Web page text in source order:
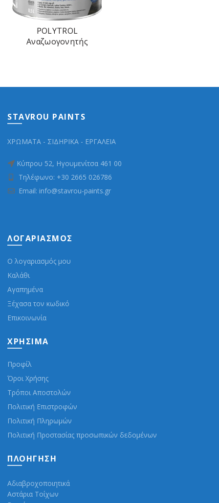
POLYTROL
Αναζωογονητής
STAVROU PAINTS
ΧΡΩΜΑΤΑ - ΣΙΔΗΡΙΚΑ - ΕΡΓΑΛΕΙΑ
Κύπρου 52, Ηγουμενίτσα 461 00
Τηλέφωνο: +30 2665 026786
Email: info@stavrou-paints.gr
ΛΟΓΑΡΙΑΣΜΌΣ
Ο λογαριασμός μου
Καλάθι
Αγαπημένα
Ξέχασα τον κωδικό
Επικοινωνία
ΧΡΉΣΙΜΑ
Προφίλ
Όροι Χρήσης
Τρόποι Αποστολών
Πολιτική Επιστροφών
Πολιτική Πληρωμών
Πολιτική Προστασίας προσωπικών δεδομένων
ΠΛΟΉΓΗΣΗ
Αδιαβροχοποιητικά
Αστάρια Τοίχων